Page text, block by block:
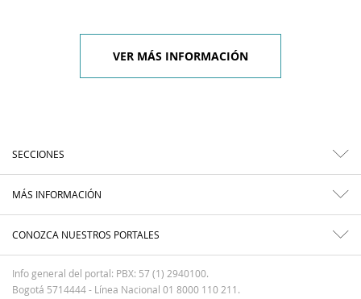
VER MÁS INFORMACIÓN
SECCIONES
MÁS INFORMACIÓN
CONOZCA NUESTROS PORTALES
Info general del portal: PBX: 57 (1) 2940100.
Bogotá 5714444 - Línea Nacional 01 8000 110 211.